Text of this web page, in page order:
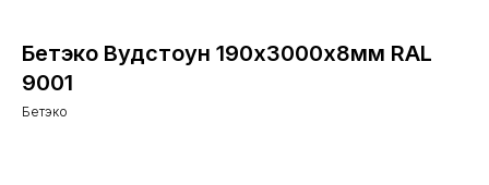
Бетэко Вудстоун 190х3000х8мм RAL
9001
Бетэко